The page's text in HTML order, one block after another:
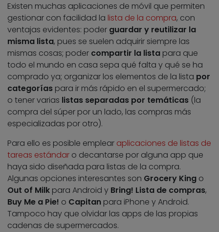
Existen muchas aplicaciones de móvil que permiten
gestionar con facilidad la lista de la compra, con
ventajas evidentes: poder guardar y reutilizar la
misma lista, pues se suelen adquirir siempre las
mismas cosas; poder compartir la lista para que
todo el mundo en casa sepa qué falta y qué se ha
comprado ya; organizar los elementos de la lista por
categorías para ir más rápido en el supermercado;
o tener varias listas separadas por temáticas (la
compra del súper por un lado, las compras más
especializadas por otro).
Para ello es posible emplear aplicaciones de listas de
tareas estándar o decantarse por alguna app que
haya sido diseñada para listas de la compra.
Algunas opciones interesantes son Grocery King o
Out of Milk para Android y Bring! Lista de compras,
Buy Me a Pie! o Capitan para iPhone y Android.
Tampoco hay que olvidar las apps de las propias
cadenas de supermercados.